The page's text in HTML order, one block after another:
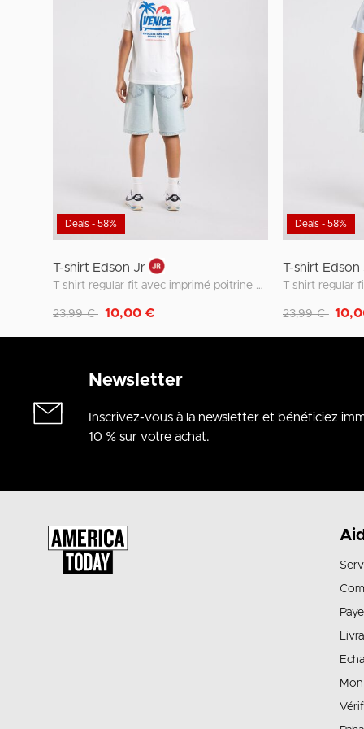
Deals - 58%
T-shirt Edson Jr
T-shirt regular fit avec imprimé poitrine et devant
Remise de
23,99 € 10,00 €
Deals - 58%
T-shirt Edson
Remise de
23,99 €
Newsletter
Inscrivez-vous à la newsletter et bénéficiez
10 % sur votre achat.